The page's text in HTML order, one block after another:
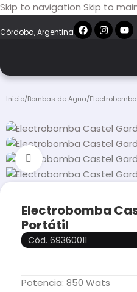
Skip to navigation Skip to
Córdoba, Argentina
Inicio/Bombas de Agua/
Click to enlarge
Electrobomba
Portátil
Cód. 69360011
Potencia: 850 Wats